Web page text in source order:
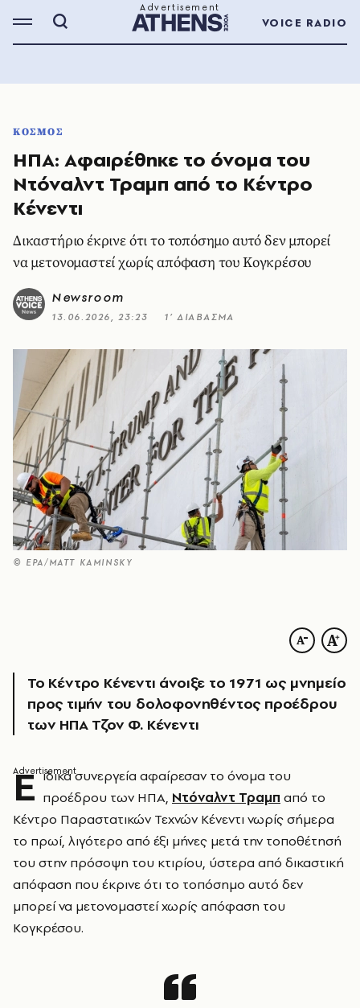
VOICE RADIO
ΚΟΣΜΟΣ
ΗΠΑ: Αφαιρέθηκε το όνομα του
Ντόναλντ Τραμπ από το Κέντρο
Κένεντι
Δικαστήριο έκρινε ότι το τοπόσημο αυτό δεν μπορεί
να μετονομαστεί χωρίς απόφαση του Κογκρέσου
Newsroom
13.06.2026, 23:23 1’ ΔΙΑΒΑΣΜΑ
© ΕΡΑ/MATT KAMINSKY
Το Κέντρο Κένεντι άνοιξε το 1971 ως μνημείο
προς τιμήν του δολοφονηθέντος προέδρου
των ΗΠΑ Τζον Φ. Κένεντι
Ε ιδικά συνεργεία αφαίρεσαν το όνομα του
προέδρου των ΗΠΑ, Ντόναλντ Τραμπ από το
Κέντρο Παραστατικών Τεχνών Κένεντι νωρίς σήμερα
το πρωί, λιγότερο από έξι μήνες μετά την τοποθέτησή
του στην πρόσοψη του κτιρίου, ύστερα από δικαστική
απόφαση που έκρινε ότι το τοπόσημο αυτό δεν
μπορεί να μετονομαστεί χωρίς απόφαση του
Κογκρέσου.